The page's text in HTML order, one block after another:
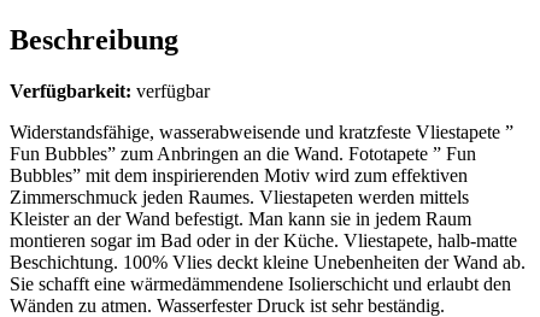
Beschreibung
Verfügbarkeit: verfügbar
Widerstandsfähige, wasserabweisende und kratzfeste Vliestapete ”
Fun Bubbles” zum Anbringen an die Wand. Fototapete ” Fun
Bubbles” mit dem inspirierenden Motiv wird zum effektiven
Zimmerschmuck jeden Raumes. Vliestapeten werden mittels
Kleister an der Wand befestigt. Man kann sie in jedem Raum
montieren sogar im Bad oder in der Küche. Vliestapete, halb-matte
Beschichtung. 100% Vlies deckt kleine Unebenheiten der Wand ab.
Sie schafft eine wärmedämmendene Isolierschicht und erlaubt den
Wänden zu atmen. Wasserfester Druck ist sehr beständig.